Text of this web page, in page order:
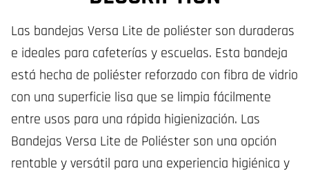
Las bandejas Versa Lite de poliéster son duraderas
e ideales para cafeterías y escuelas. Esta bandeja
está hecha de poliéster reforzado con fibra de vidrio
con una superficie lisa que se limpia fácilmente
entre usos para una rápida higienización. Las
Bandejas Versa Lite de Poliéster son una opción
rentable y versátil para una experiencia higiénica y